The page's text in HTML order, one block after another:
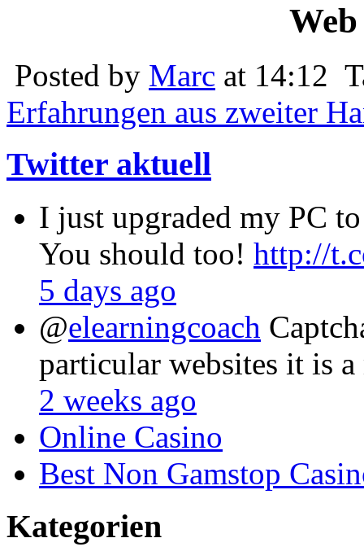
Web
Posted by Marc at 14:12
Erfahrungen aus zweiter
Twitter aktuell
I just upgraded my PC
You should too! http://
5 days ago
@elearningcoach
particular websites it is
2 weeks ago
Online Casino
Best Non Gamstop
Kategorien